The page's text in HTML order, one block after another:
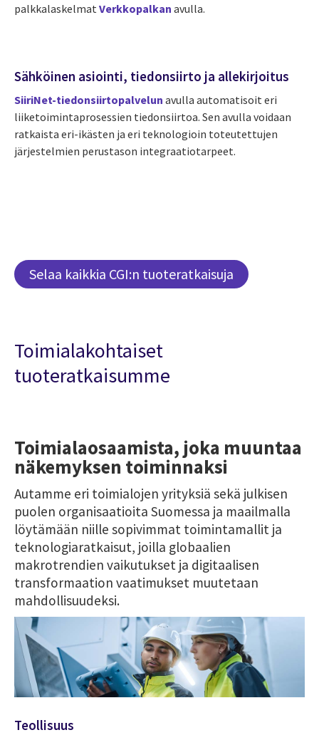
palkkalaskelmat Verkkopalkan avulla.
Sähköinen asiointi, tiedonsiirto ja allekirjoitus
SiiriNet-tiedonsiirtopalvelun avulla automatisoit eri
liiketoimintaprosessien tiedonsiirtoa. Sen avulla voidaan
ratkaista eri-ikästen ja eri teknologioin toteutettujen
järjestelmien perustason integraatiotarpeet.
Selaa kaikkia CGI:n tuoteratkaisuja
Toimialakohtaiset
tuoteratkaisumme
Toimialaosaamista, joka muuntaa
näkemyksen toiminnaksi
Autamme eri toimialojen yrityksiä sekä julkisen
puolen organisaatioita Suomessa ja maailmalla
löytämään niille sopivimmat toimintamallit ja
teknologiaratkaisut, joilla globaalien
makrotrendien vaikutukset ja digitaalisen
transformaation vaatimukset muutetaan
mahdollisuudeksi.
Teollisuus